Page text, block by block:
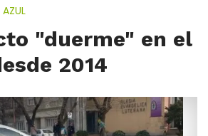
AZUL
"duerme" en el
2014